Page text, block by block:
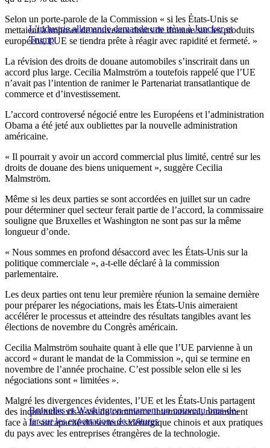
L’industrie allemande demande une trève à Juncker et
Trump
Selon un porte-parole de la Commission « si les États-Unis se
mettaient à imposer de nouveaux droits de douane sur les produits
européens, l’UE se tiendra prête à réagir avec rapidité et fermeté. »
La révision des droits de douane automobiles s’inscrirait dans un
accord plus large. Cecilia Malmström a toutefois rappelé que l’UE
n’avait pas l’intention de ranimer le Partenariat transatlantique de
commerce et d’investissement.
L’accord controversé négocié entre les Européens et l’administration
Obama a été jeté aux oubliettes par la nouvelle administration
américaine.
« Il pourrait y avoir un accord commercial plus limité, centré sur les
droits de douane des biens uniquement », suggère Cecilia
Malmström.
Même si les deux parties se sont accordées en juillet sur un cadre
pour déterminer quel secteur ferait partie de l’accord, la commissaire
souligne que Bruxelles et Washington ne sont pas sur la même
longueur d’onde.
« Nous sommes en profond désaccord avec les États-Unis sur la
politique commerciale », a-t-elle déclaré à la commission
parlementaire.
Les deux parties ont tenu leur première réunion la semaine dernière
pour préparer les négociations, mais les États-Unis aimeraient
accélérer le processus et atteindre des résultats tangibles avant les
élections de novembre du Congrès américain.
Cecilia Malmström souhaite quant à elle que l’UE parvienne à un
accord « durant le mandat de la Commission », qui se termine en
novembre de l’année prochaine. C’est possible selon elle si les
négociations sont « limitées ».
Bruxelles et Washington entament un nouveau bras-de-
fer sur les exportations de voitures
Malgré les divergences évidentes, l’UE et les États-Unis partagent
des inquiétudes vis-à-vis du commerce international, notamment
face à la surcapacité du secteur sidérurgique chinois et aux pratiques
du pays avec les entreprises étrangères de la technologie.